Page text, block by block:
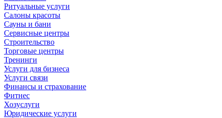
Ритуальные услуги
Салоны красоты
Сауны и бани
Сервисные центры
Строительство
Торговые центры
Тренинги
Услуги для бизнеса
Услуги связи
Финансы и страхование
Фитнес
Хозуслуги
Юридические услуги